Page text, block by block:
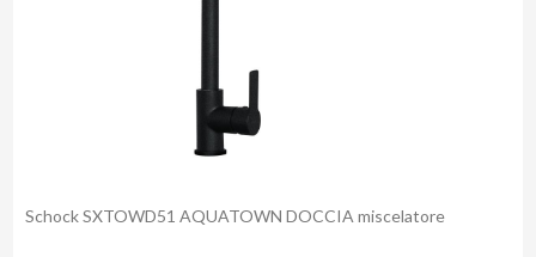
Schock SXTOWD51 AQUATOWN DOCCIA miscelatore